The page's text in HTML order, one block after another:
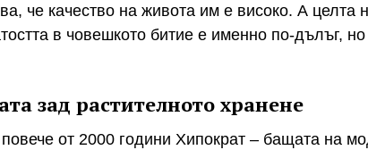
че качество на живота им е високо. А целта
в човешкото битие е именно по-дълъг,
зад растителното хранене
от 2000 години Хипократ – бащата на